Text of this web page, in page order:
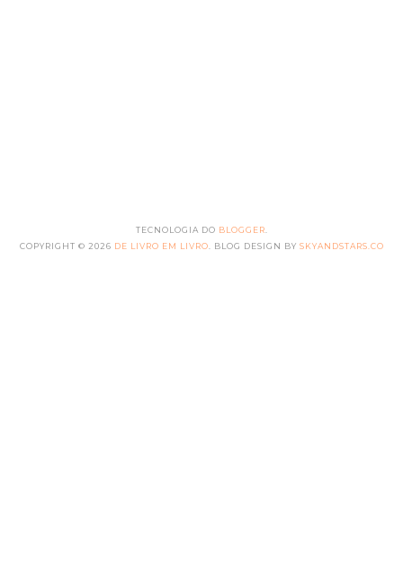
TECNOLOGIA DO BLOGGER
COPYRIGHT © 2026 DE LIVRO EM LIVRO . BLOG DESIGN BY SKYANDSTARS.CO